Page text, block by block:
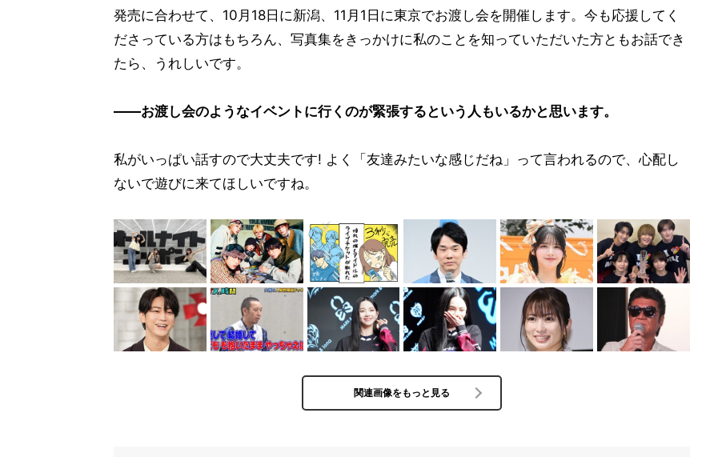
発売に合わせて、10月18日に新潟、11月1日に東京でお渡し会を開催します。今も応援してく
ださっている方はもちろん、写真集をきっかけに私のことを知っていただいた方ともお話でき
たら、うれしいです。
――お渡し会のようなイベントに行くのが緊張するという人もいるかと思います。
私がいっぱい話すので大丈夫です! よく「友達みたいな感じだね」って言われるので、心配し
ないで遊びに来てほしいですね。
関連画像をもっと見る